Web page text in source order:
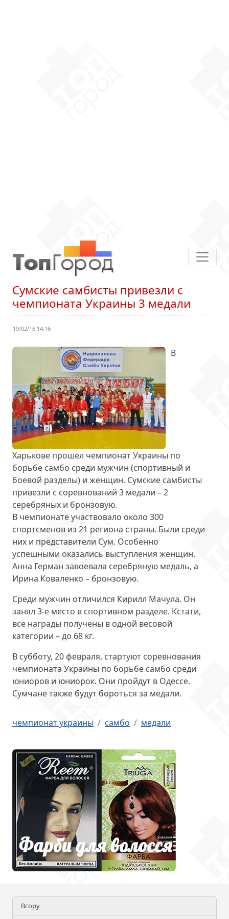
Сумские самбисты привезли с
чемпионата Украины 3 медали
19/02/16 14:16
В
Харькове прошел чемпионат Украины по
борьбе самбо среди мужчин (спортивный и
боевой разделы) и женщин. Сумские самбисты
привезли с соревнований 3 медали –2
серебряных и бронзовую.
В чемпионате участвовало около 300
спортсменов из 21 региона страны. Были среди
них и представители Сум. Особенно
успешными оказались выступления женщин.
Анна Герман завоевала серебряную медаль, а
Ирина Коваленко – бронзовую.
Среди мужчин отличился Кирилл Мачула. Он
занял 3-е место в спортивном разделе. Кстати,
все награды получены в одной весовой
категории – до 68 кг.
В субботу, 20 февраля, стартуют соревнования
чемпионата Украины по борьбе самбо среди
юниоров и юниорок. Они пройдут в Одессе.
Сумчане также будут бороться за медали.
чемпионат украины самбо медали
Вгору